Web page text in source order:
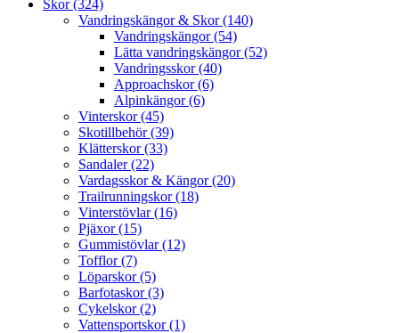
Skor (324)
Vandringskängor & Skor (140)
Vandringskängor (54)
Lätta vandringskängor (52)
Vandringsskor (40)
Approachskor (6)
Alpinkängor (6)
Vinterskor (45)
Skotillbehör (39)
Klätterskor (33)
Sandaler (22)
Vardagsskor & Kängor (20)
Trailrunningskor (18)
Vinterstövlar (16)
Pjäxor (15)
Gummistövlar (12)
Tofflor (7)
Löparskor (5)
Barfotaskor (3)
Cykelskor (2)
Vattensportskor (1)